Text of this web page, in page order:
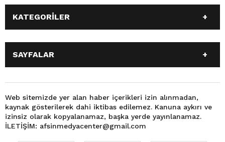
KATEGORİLER
ANASAYFA
GÜNDEM
SİYASET
SPOR
EKONOMİ
TEKNOLOJİ
3. SAYFA
BÜYÜKŞEHİR BELEDİYESİ
DÜNYA
FOTO GALERİ
KÜLTÜR SANAT
MAGAZİN
OTOMOBİL
SAĞLIK
VIDEO GALERİ
SAYFALAR
SİYASET
EĞİTİM
SPOR
EKONOMİ
TEKNOLOJİ
3. SAYFA
Web sitemizde yer alan haber içerikleri izin alınmadan,
kaynak gösterilerek dahi iktibas edilemez. Kanuna aykırı ve
izinsiz olarak kopyalanamaz, başka yerde yayınlanamaz.
İLETİŞİM: afsinmedyacenter@gmail.com